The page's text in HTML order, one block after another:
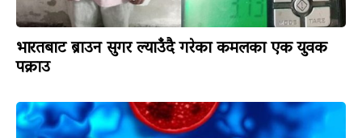
भारतबाट ब्राउन सुगर ल्याउँदै गरेका कमलका एक युवक
पक्राउ